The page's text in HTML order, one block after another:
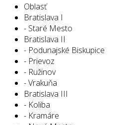
Oblasť
Bratislava I
- Staré Mesto
Bratislava II
- Podunajské Biskupice
- Prievoz
- Ružinov
- Vrakuňa
Bratislava III
- Koliba
- Kramáre